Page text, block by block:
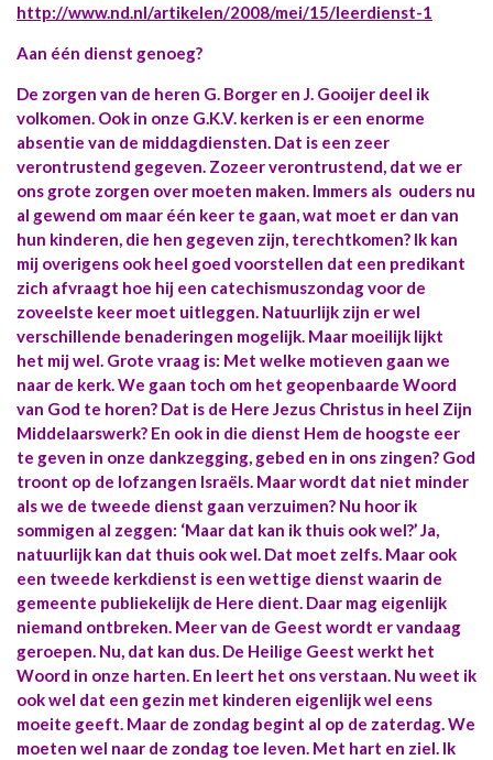
http://www.nd.nl/artikelen/2008/mei/15/leerdienst-1
Aan één dienst genoeg?
De zorgen van de heren G. Borger en J. Gooijer deel ik
volkomen. Ook in onze G.K.V. kerken is er een enorme
absentie van de middagdiensten. Dat is een zeer
verontrustend gegeven. Zozeer verontrustend, dat we er
ons grote zorgen over moeten maken. Immers als ouders nu
al gewend om maar één keer te gaan, wat moet er dan van
hun kinderen, die hen gegeven zijn, terechtkomen? Ik kan
mij overigens ook heel goed voorstellen dat een predikant
zich afvraagt hoe hij een catechismuszondag voor de
zoveelste keer moet uitleggen. Natuurlijk zijn er wel
verschillende benaderingen mogelijk. Maar moeilijk lijkt
het mij wel. Grote vraag is: Met welke motieven gaan we
naar de kerk. We gaan toch om het geopenbaarde Woord
van God te horen? Dat is de Here Jezus Christus in heel Zijn
Middelaarswerk? En ook in die dienst Hem de hoogste eer
te geven in onze dankzegging, gebed en in ons zingen? God
troont op de lofzangen Israëls. Maar wordt dat niet minder
als we de tweede dienst gaan verzuimen? Nu hoor ik
sommigen al zeggen: ‘Maar dat kan ik thuis ook wel?’ Ja,
natuurlijk kan dat thuis ook wel. Dat moet zelfs. Maar ook
een tweede kerkdienst is een wettige dienst waarin de
gemeente publiekelijk de Here dient. Daar mag eigenlijk
niemand ontbreken. Meer van de Geest wordt er vandaag
geroepen. Nu, dat kan dus. De Heilige Geest werkt het
Woord in onze harten. En leert het ons verstaan. Nu weet ik
ook wel dat een gezin met kinderen eigenlijk wel eens
moeite geeft. Maar de zondag begint al op de zaterdag. We
moeten wel naar de zondag toe leven. Met hart en ziel. Ik